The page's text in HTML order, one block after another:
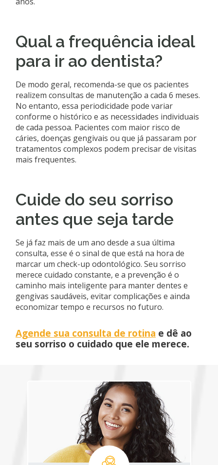
Qual a frequência ideal
para ir ao dentista?
De modo geral, recomenda-se que os pacientes
realizem consultas de manutenção a cada 6 meses.
No entanto, essa periodicidade pode variar
conforme o histórico e as necessidades individuais
de cada pessoa. Pacientes com maior risco de
cáries, doenças gengivais ou que já passaram por
tratamentos complexos podem precisar de visitas
mais frequentes.
Cuide do seu sorriso
antes que seja tarde
Se já faz mais de um ano desde a sua última
consulta, esse é o sinal de que está na hora de
marcar um check-up odontológico. Seu sorriso
merece cuidado constante, e a prevenção é o
caminho mais inteligente para manter dentes e
gengivas saudáveis, evitar complicações e ainda
economizar tempo e recursos no futuro.
Agende sua consulta de rotina e dê ao
seu sorriso o cuidado que ele merece.